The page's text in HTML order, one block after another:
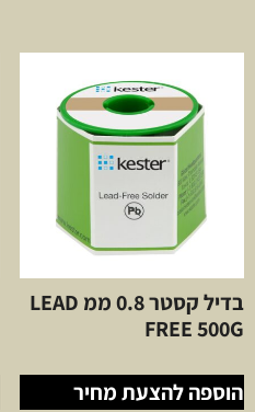
בדיל קסטר 0.8 ממ LEAD
FREE 500G
הוספה להצעת מחיר